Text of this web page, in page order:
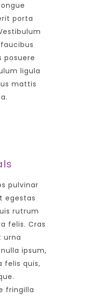
porta
posuere
ligula
mattis
pulvinar
egestas
rutrum
felis. Cras
urna
ipsum,
felis quis,
fringilla